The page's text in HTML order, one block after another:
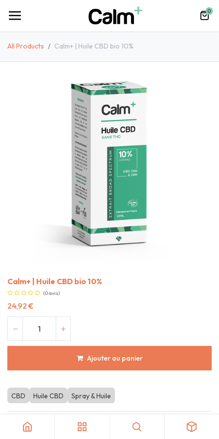
0
All Products Calm+ | Huile CBD bio 10%
Calm+ | Huile CBD bio 10%
(0 avis)
24,92 €
Ajouter au panier
CBD Huile CBD Spray & Huile
Category: